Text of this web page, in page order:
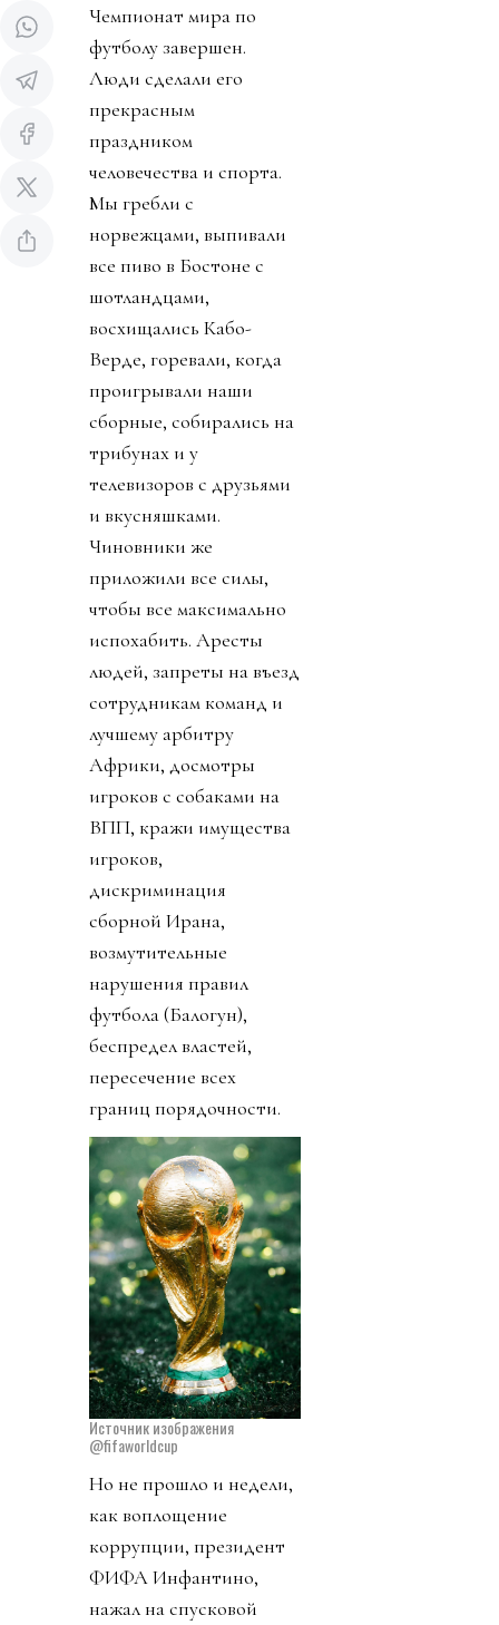
Чемпионат мира по
футболу завершен.
Люди сделали его
прекрасным
праздником
человечества и спорта.
Мы гребли с
норвежцами, выпивали
все пиво в Бостоне с
шотландцами,
восхищались Кабо-
Верде, горевали, когда
проигрывали наши
сборные, собирались на
трибунах и у
телевизоров с друзьями
и вкусняшками.
Чиновники же
приложили все силы,
чтобы все максимально
испохабить. Аресты
людей, запреты на въезд
сотрудникам команд и
лучшему арбитру
Африки, досмотры
игроков с собаками на
ВПП, кражи имущества
игроков,
дискриминация
сборной Ирана,
возмутительные
нарушения правил
футбола (Балогун),
беспредел властей,
пересечение всех
границ порядочности.
Источник изображения
@fifaworldcup
Но не прошло и недели,
как воплощение
коррупции, президент
ФИФА Инфантино,
нажал на спусковой